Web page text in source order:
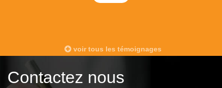
voir tous les témoignages
Contactez nous